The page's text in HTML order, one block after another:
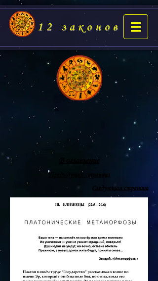
12 законов
В оглавление
Предыдущая страница
Следующая страница